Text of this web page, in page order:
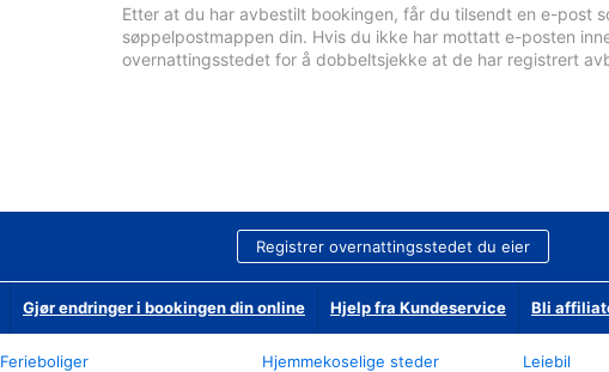
Etter at du har avbestilt bookingen, får du tilsendt en e-post
søppelpostmappen din. Hvis du ikke har mottatt e-posten
overnattingsstedet for å dobbeltsjekke at de har registrert
Registrer overnattingsstedet du eier
Gjør endringer i bookingen din online Hjelp fra Kundeservice Bli
Ferieboliger
Hjemmekoselige steder
Leiebil